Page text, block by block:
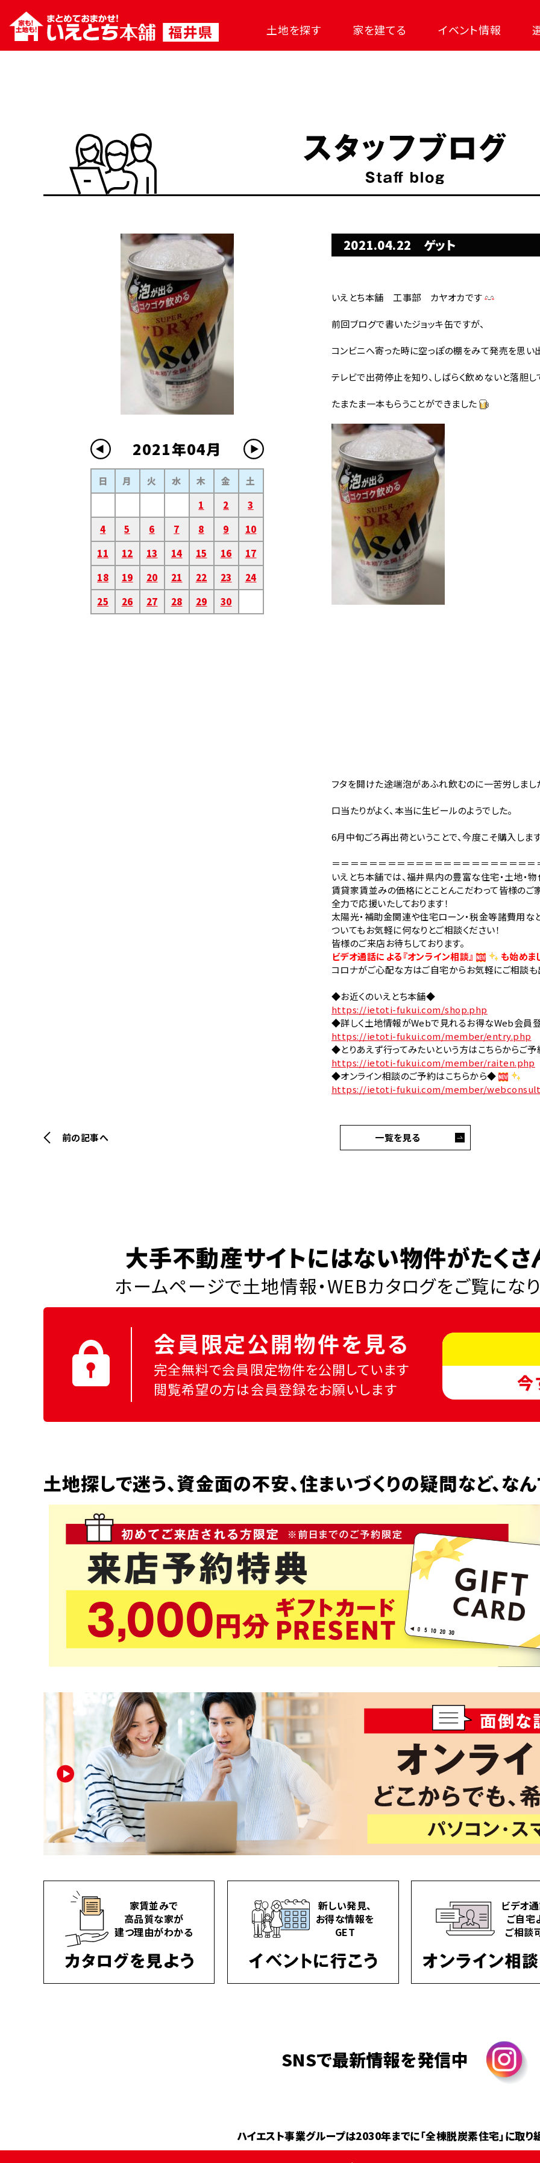
土地を探す 家を建てる イベント情報
2021年04月
日 月 火 水 木 金
土
1
2
3
4
5 6 7 8 9
10
11
12 13 14 15 16
17
18
19 20 21 22 23
24
25
26 27 28 29 30
2021.04.22 ゲット
いえとち本舗 工事部 カヤオカです
前回ブログで書いたジョッキ缶ですが、
コンビニへ寄った時に空っぽの棚をみて発売を思い
テレビで出荷停止を知り、しばらく飲めないと落胆
たまたま一本もらうことができました
フタを開けた途端泡があふれ飲むのに一苦労しまし
口当たりがよく、本当に生ビールのようでした。
6月中旬ごろ再出荷ということで、今度こそ購入します
＝＝＝＝＝＝＝＝＝＝＝＝＝＝＝＝＝＝＝＝＝
いえとち本舗では、福井県内の豊富な住宅・土地・
賃貸家賃並みの価格にとことんこだわって皆様のご
全力で応援いたしております！
太陽光・補助金関連や住宅ローン・税金等諸費用な
ついてもお気軽に何なりとご相談ください！
皆様のご来店お待ちしております。
ビデオ通話による『オンライン相談』
も始めま
コロナがご心配な方はご自宅からお気軽にご相談も
◆お近くのいえとち本舗◆
https://ietoti-fukui.com/shop.php
◆詳しく土地情報がWebで見れるお得なWeb会員
https://ietoti-fukui.com/member/entry.php
◆とりあえず行ってみたいという方はこちらからご
https://ietoti-fukui.com/member/raiten.php
◆オンライン相談のご予約はこちらから◆
https://ietoti-fukui.com/member/
前の記事へ 一覧を見る
大手不動産サイトにはない物件がたくさ
ホームページで土地情報・WEBカタログをご覧にな
会員限定公開物件を見る
完全無料で会員限定物件を公開しています
閲覧希望の方は会員登録をお願いします
今
土地探しで迷う、資金面の不安、住まいづくりの疑問など、な
家賃並みで
高品質な家が
建つ理由がわかる
新しい発見、
お得な情報を
GET
ビデオ
ご自宅
ご相談
SNSで最新情報を発信中
ハイエスト事業グループは2030年までに「全棟脱炭素住宅」に取り